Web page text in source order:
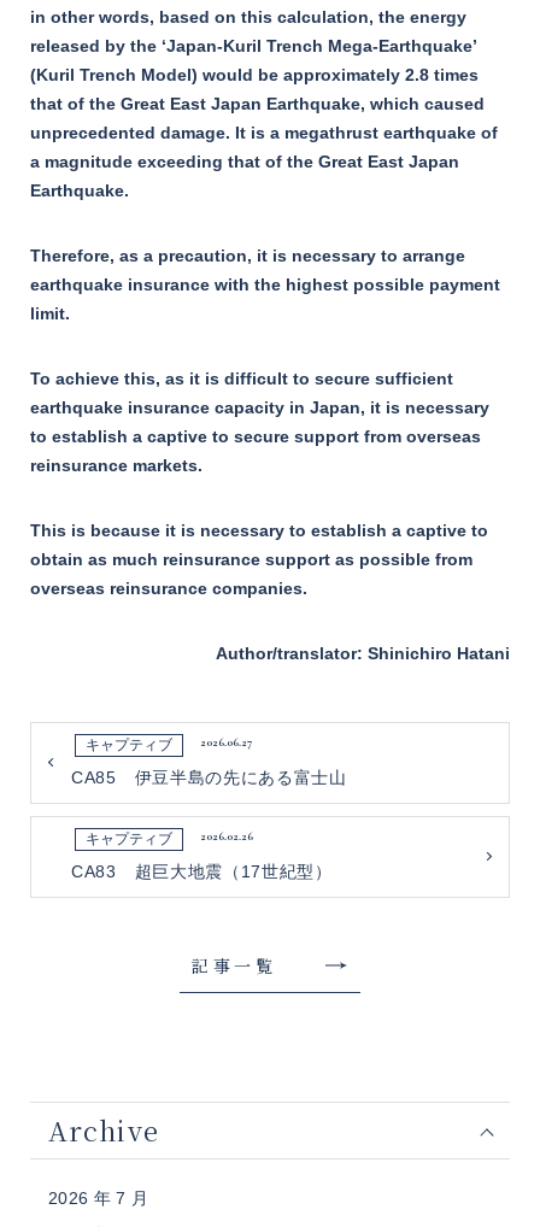
in other words, based on this calculation, the energy
released by the ‘Japan-Kuril Trench Mega-Earthquake’
(Kuril Trench Model) would be approximately 2.8 times
that of the Great East Japan Earthquake, which caused
unprecedented damage. It is a megathrust earthquake of
a magnitude exceeding that of the Great East Japan
Earthquake.
Therefore, as a precaution, it is necessary to arrange
earthquake insurance with the highest possible payment
limit.
To achieve this, as it is difficult to secure sufficient
earthquake insurance capacity in Japan, it is necessary
to establish a captive to secure support from overseas
reinsurance markets.
This is because it is necessary to establish a captive to
obtain as much reinsurance support as possible from
overseas reinsurance companies.
Author/translator: Shinichiro Hatani
キャプティブ 2026.06.27
CA85 伊豆半島の先にある富士山
キャプティブ 2026.02.26
CA83 超巨大地震（17世紀型）
記事一覧
Archive
2026 年 7 月